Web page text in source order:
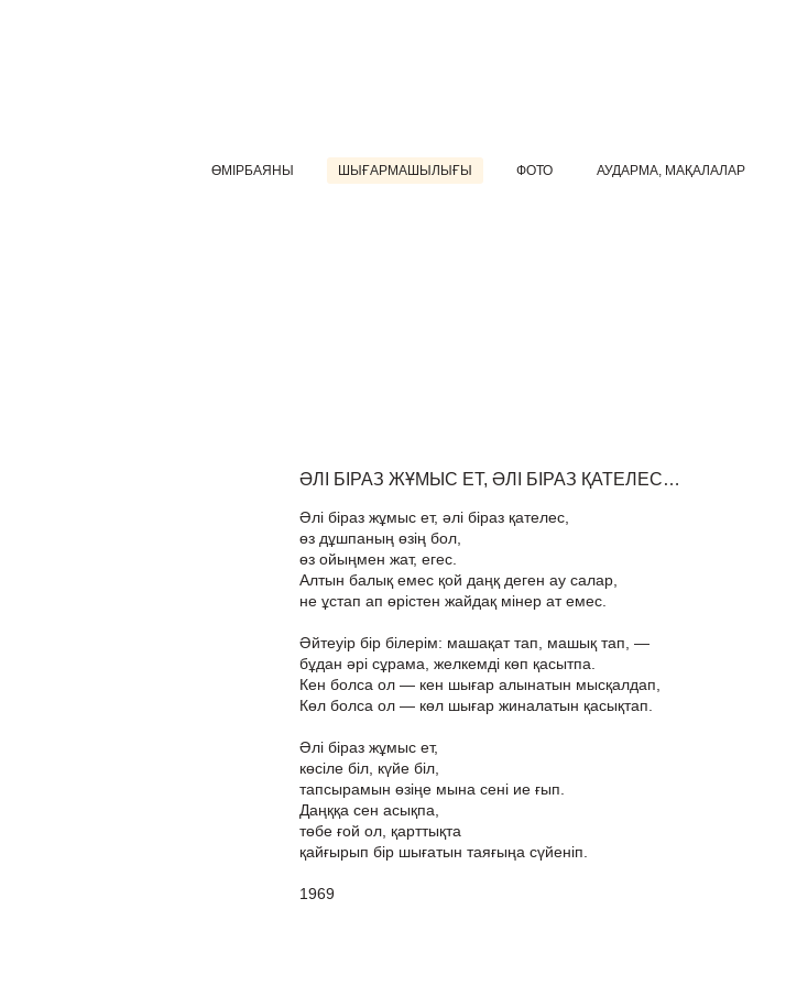
ӨМІРБАЯНЫ ШЫҒАРМАШЫЛЫҒЫ ФОТО АУДАРМА, МАҚАЛАЛАР
ӘЛІ БІРАЗ ЖҰМЫС ЕТ, ӘЛІ БІРАЗ ҚАТЕЛЕС…
Әлі біраз жұмыс ет, әлі біраз қателес,
өз дұшпаның өзің бол,
өз ойыңмен жат, егес.
Алтын балық емес қой даңқ деген ау салар,
не ұстап ап өрістен жайдақ мінер ат емес.
Әйтеуір бір білерім: машақат тап, машық тап, —
бұдан әрі сұрама, желкемді көп қасытпа.
Кен болса ол — кен шығар алынатын мысқалдап,
Көл болса ол — көл шығар жиналатын қасықтап.
Әлі біраз жұмыс ет,
көсіле біл, күйе біл,
тапсырамын өзіңе мына сені ие ғып.
Даңққа сен асықпа,
төбе ғой ол, қарттықта
қайғырып бір шығатын таяғыңа сүйеніп.
1969